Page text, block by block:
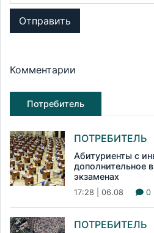
Отправить
Комментарии
Потребитель
ПОТРЕБИТЕЛЬ
Абитуриенты с
дополнительное
экзаменах
17:28 | 06.08 0
ПОТРЕБИТЕЛЬ